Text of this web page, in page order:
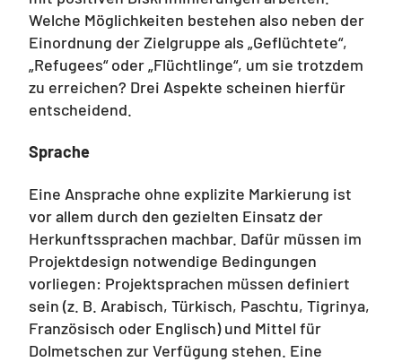
Welche Möglichkeiten bestehen also neben der
Einordnung der Zielgruppe als „Geflüchtete“,
„Refugees“ oder „Flüchtlinge“, um sie trotzdem
zu erreichen? Drei Aspekte scheinen hierfür
entscheidend.
Sprache
Eine Ansprache ohne explizite Markierung ist
vor allem durch den gezielten Einsatz der
Herkunftssprachen machbar. Dafür müssen im
Projektdesign notwendige Bedingungen
vorliegen: Projektsprachen müssen definiert
sein (z. B. Arabisch, Türkisch, Paschtu, Tigrinya,
Französisch oder Englisch) und Mittel für
Dolmetschen zur Verfügung stehen. Eine